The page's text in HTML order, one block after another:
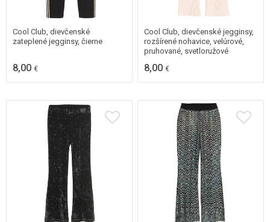
116
Cool Club, dievčenské
zateplené jegginsy, čierne
8,00 €
116
Cool Club, dievčenské jegginsy,
rozšírené nohavice, velúrové,
pruhované, svetloružové
8,00 €
104 110
104
122